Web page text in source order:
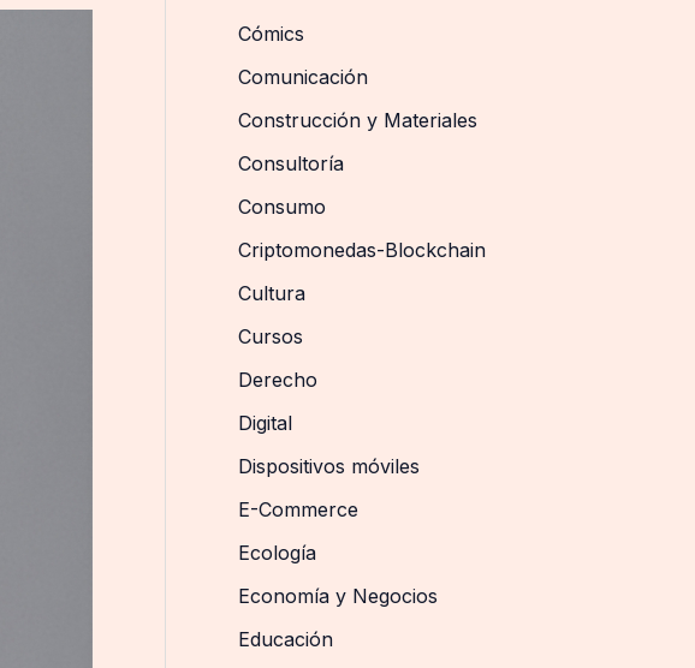
Cómics
Comunicación
Construcción y Materiales
Consultoría
Consumo
Criptomonedas-Blockchain
Cultura
Cursos
Derecho
Digital
Dispositivos móviles
E-Commerce
Ecología
Economía y Negocios
Educación